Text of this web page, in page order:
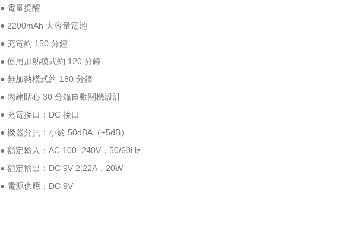
● 電量提醒
● 2200mAh 大容量電池
● 充電約 150 分鐘
● 使用加熱模式約 120 分鐘
● 無加熱模式約 180 分鐘
● 內建貼心 30 分鐘自動關機設計
● 充電接口：DC 接口
● 機器分貝：小於 50dBA（±5dB）
● 額定輸入：AC 100–240V，50/60Hz
● 額定輸出：DC 9V 2.22A，20W
● 電源供應：DC 9V